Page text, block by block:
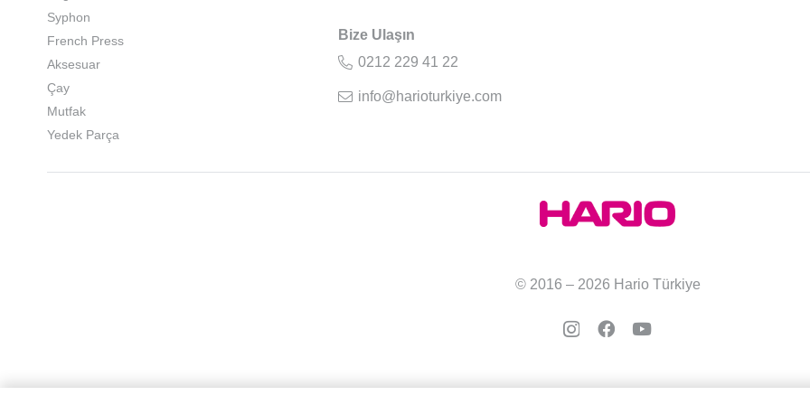
Syphon
French Press
Aksesuar
Çay
Mutfak
Yedek Parça
Bize Ulaşın
0212 229 41 22
info@harioturkiye.com
© 2016 – 2026 Hario Türkiye